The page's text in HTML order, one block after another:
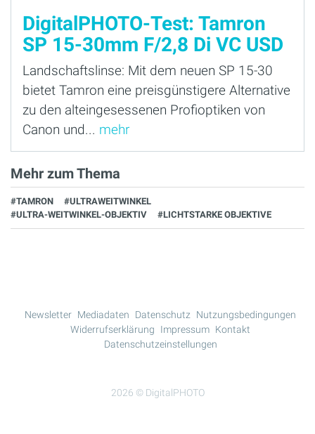
DigitalPHOTO-Test: Tamron
SP 15-30mm F/2,8 Di VC USD
Landschaftslinse: Mit dem neuen SP 15-30
bietet Tamron eine preisgünstigere Alternative
zu den alteingesessenen Profioptiken von
Canon und... mehr
Mehr zum Thema
#TAMRON
#ULTRAWEITWINKEL
#ULTRA-WEITWINKEL-OBJEKTIV
#LICHTSTARKE OBJEKTIVE
2026 © DigitalPHOTO
Newsletter Mediadaten Datenschutz Nutzungsbedingungen
Widerrufserklärung
Impressum Kontakt
Datenschutzeinstellungen